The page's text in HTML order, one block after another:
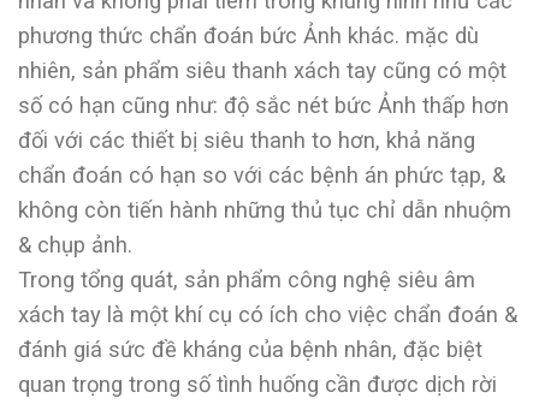
phương thức chẩn đoán bức Ảnh khác. mặc dù
nhiên, sản phẩm siêu thanh xách tay cũng có một
số có hạn cũng như: độ sắc nét bức Ảnh thấp hơn
đối với các thiết bị siêu thanh to hơn, khả năng
chẩn đoán có hạn so với các bệnh án phức tạp, &
không còn tiến hành những thủ tục chỉ dẫn nhuộm
& chụp ảnh.
Trong tổng quát, sản phẩm công nghệ siêu âm
xách tay là một khí cụ có ích cho việc chẩn đoán &
đánh giá sức đề kháng của bệnh nhân, đặc biệt
quan trọng trong số tình huống cần được dịch rời